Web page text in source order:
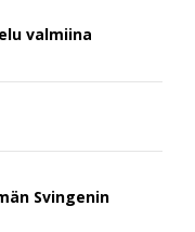
valmiina
Svingenin